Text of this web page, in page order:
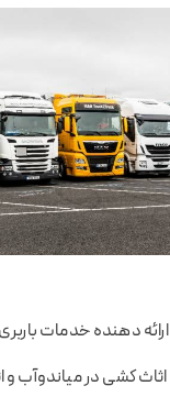
ارائه دهنده خدمات
کشی در میاندوآب و